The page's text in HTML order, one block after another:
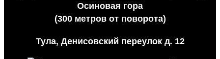
Осиновая гора
(300 метров от поворота)
Тула, Денисовский переулок д. 12